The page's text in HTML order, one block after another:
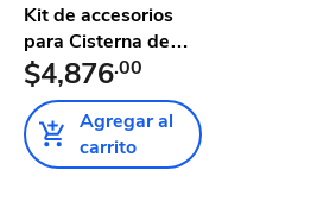
Kit de accesorios
para Cisterna de
2,800...
$4,876.00
Agregar al
carrito